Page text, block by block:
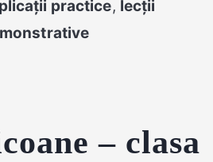
practice, lecții
– clasa